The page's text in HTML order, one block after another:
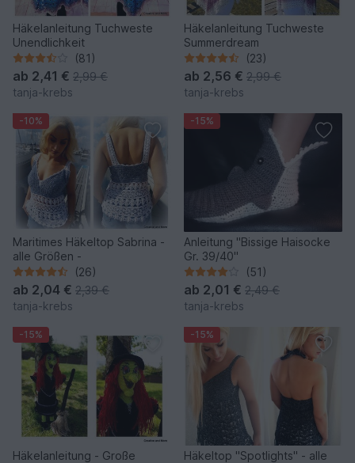
Häkelanleitung Tuchweste
Unendlichkeit
(81)
ab 2,41 € 2,99 €
tanja-krebs
Häkelanleitung Tuchweste
Summerdream
(23)
ab 2,56 € 2,99 €
tanja-krebs
-10%
Maritimes Häkeltop Sabrina -
alle Größen -
(26)
ab 2,04 € 2,39 €
tanja-krebs
-15%
Anleitung "Bissige Haisocke
Gr. 39/40"
(51)
ab 2,01 € 2,49 €
tanja-krebs
-15%
Häkelanleitung - Große
-15%
Häkeltop "Spotlights" - alle